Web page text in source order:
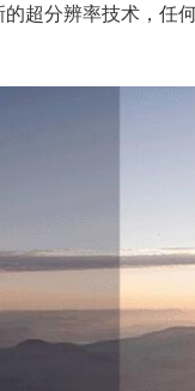
超分辨率技术，任